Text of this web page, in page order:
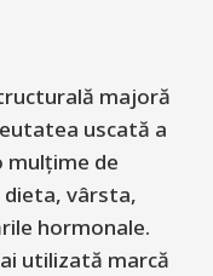
majoră
uscată a
mulțime de
vârsta,
hormonale.
utilizată marcă